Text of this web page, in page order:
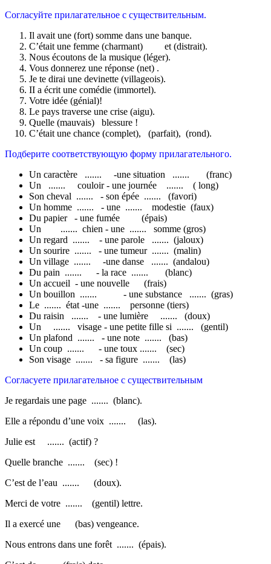
Согласуйте прилагательное с существительным.
Il avait une (fort) somme dans une banque.
C’était une femme (charmant) et (distrait).
Nous écoutons de la musique (léger).
Vous donnerez une réponse (net) .
Je te dirai une devinette (villageois).
II a écrit une comédie (immortel).
Votre idée (génial)!
Le pays traverse une crise (aigu).
Quelle (mauvais) blessure !
C’était une chance (complet), (parfait), (rond).
Подберите соответствующую форму прилагательного.
Un caractère ....... -une situation ....... (franc)
Un ....... couloir - une journée ....... ( long)
Son cheval ....... - son épée ....... (favori)
Un homme ....... - une ....... modestie (faux)
Du papier - une fumée (épais)
Un ....... chien - une ....... somme (gros)
Un regard ....... - une parole ....... (jaloux)
Un sourire ....... - une tumeur ....... (malin)
Un village ....... -une danse ....... (andalou)
Du pain ....... - la race ....... (blanc)
Un accueil - une nouvelle (frais)
Un bouillon ....... - une substance ....... (gras)
Le ....... état -une ....... personne (tiers)
Du raisin ....... - une lumière ....... (doux)
Un ....... visage - une petite fille si ....... (gentil)
Un plafond ....... - une note ....... (bas)
Un coup ....... - une toux ....... (sec)
Son visage ....... - sa figure ....... (las)
Согласуете прилагательное с существительным
Je regardais une page ....... (blanc).
Elle a répondu d’une voix ....... (las).
Julie est ....... (actif) ?
Quelle branche ....... (sec) !
C’est de l’eau ....... (doux).
Merci de votre ....... (gentil) lettre.
Il a exercé une (bas) vengeance.
Nous entrons dans une forêt ....... (épais).